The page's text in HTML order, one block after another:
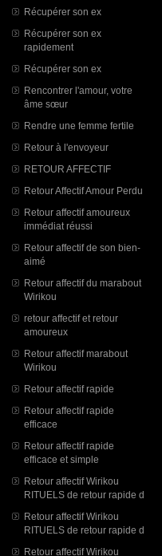
Récupérer son ex
Récupérer son ex
rapidement
Récupérer son ex
Rencontrer l'amour, votre
âme sœur
Rendre une femme fertile
Retour à l'envoyeur
RETOUR AFFECTIF
Retour Affectif Amour Perdu
Retour affectif amoureux
immédiat réussi
Retour affectif de son bien-
aimé
Retour affectif du marabout
Wirikou
retour affectif et retour
amoureux
Retour affectif marabout
Wirikou
Retour affectif rapide
Retour affectif rapide
efficace
Retour affectif rapide
efficace et simple
Retour affectif Wirikou
RITUELS de retour rapide d
Retour affectif Wirikou
RITUELS de retour rapide d
Retour affectif Wirikou